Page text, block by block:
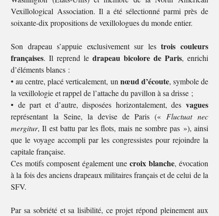
Vexillological Association. Il a été sélectionné parmi près de
soixante-dix propositions de vexillologues du monde entier.
Son drapeau s’appuie exclusivement sur lestrois couleurs
françaises. Il reprend le drapeau bicolore de Paris, enrichi
d’éléments blancs :
• au centre, placé verticalement, un nœud d’écoute, symbole de
la vexillologie et rappel de l’attache du pavillon à sa drisse ;
• de part et d’autre, disposées horizontalement, des vagues
représentant la Seine, la devise de Paris (« Fluctuat nec
mergitur, Il est battu par les flots, mais ne sombre pas »), ainsi
que le voyage accompli par les congressistes pour rejoindre la
capitale française.
Ces motifs composent également une croix blanche, évocation
à la fois des anciens drapeaux militaires français et de celui de la
SFV.
Par sa sobriété et sa lisibilité, ce projet répond pleinement aux